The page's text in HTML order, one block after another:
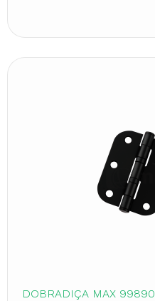
DOBRADIÇA MAX 99890